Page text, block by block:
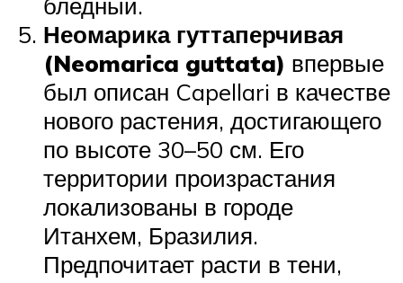
Неомарика гуттаперчивая
(Neomarica guttata) впервые
был описан Capellari в качестве
нового растения, достигающего
по высоте 30–50 см. Его
территории произрастания
локализованы в городе
Итанхем, Бразилия.
Предпочитает расти в тени,